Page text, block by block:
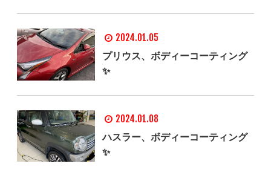
2024.01.05
プリウス、ボディーコーティング
✨
2024.01.08
ハスラー、ボディーコーティング
✨